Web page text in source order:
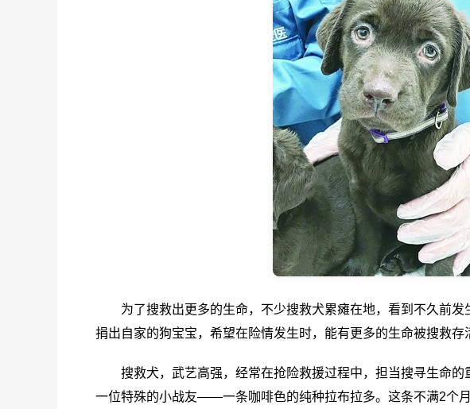
为了搜救出更多的生命，不少搜救犬累瘫在地，看到不久前
捐出自家的狗宝宝，希望在险情发生时，能有更多的生命被搜救存
搜救犬，武艺高强，经常在抢险救援过程中，担当搜寻生命
一位特殊的小战友——一条咖啡色的纯种拉布拉多。这条不满2个